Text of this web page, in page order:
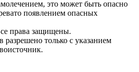
это может быть опасно
появлением опасных
права защищены.
разрешено только с указанием